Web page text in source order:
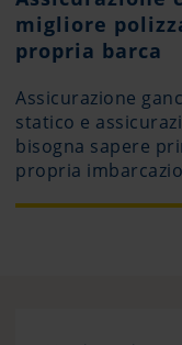
migliore
propria barca
Assicurazione
statico e
bisogna sapere
propria